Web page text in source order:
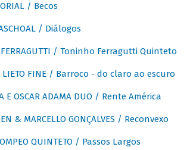
/ Becos
/ Diálogos
FERRAGUTTI / Toninho Ferragutti Quinteto
LIETO FINE / Barroco - do claro ao escuro
E OSCAR ADAMA DUO / Rente América
& MARCELLO GONÇALVES / Reconvexo
QUINTETO / Passos Largos